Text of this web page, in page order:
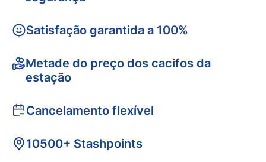
Satisfação garantida a 100%
Metade do preço dos cacifos da
estação
Cancelamento flexível
10500+ Stashpoints